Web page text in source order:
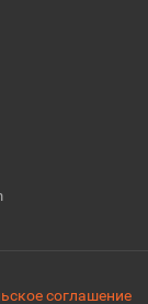
соглашение